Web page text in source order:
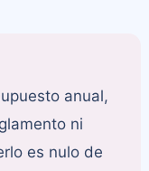
anual,
ni
es nulo de